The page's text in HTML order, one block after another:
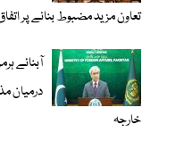
تعاون مزید مضبوط بنانے پر
آبنائے
درمیان
خارجہ